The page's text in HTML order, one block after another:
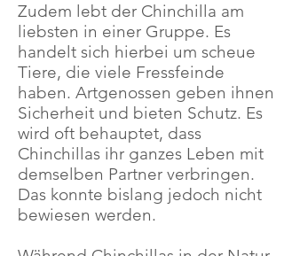
Zudem lebt der Chinchilla am
liebsten in einer Gruppe. Es
handelt sich hierbei um scheue
Tiere, die viele Fressfeinde
haben. Artgenossen geben ihnen
Sicherheit und bieten Schutz. Es
wird oft behauptet, dass
Chinchillas ihr ganzes Leben mit
demselben Partner verbringen.
Das konnte bislang jedoch nicht
bewiesen werden.